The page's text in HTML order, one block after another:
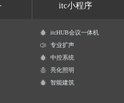
itc小程序
itcHUB会议一体机
专业扩声
中控系统
亮化照明
智能建筑